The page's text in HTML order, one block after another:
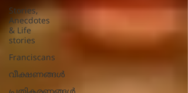
Stories,
Anecdotes
& Life
stories
Franciscans
വീക്ഷണങ്ങൾ